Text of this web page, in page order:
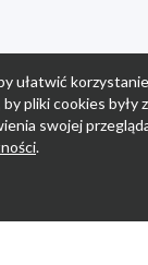
ułatwić
pliki cookies były
swojej
.